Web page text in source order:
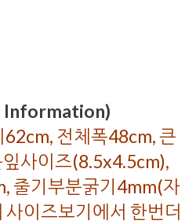
Information)
62cm, 전체폭48cm, 큰
사이즈(8.5x4.5cm),
줄기부분굵기4mm(자
이즈보기에서 한번더